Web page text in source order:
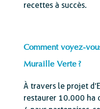
recettes à succès.
Comment voyez-
Muraille Verte ?
À travers le projet
restaurer 10.000 ha